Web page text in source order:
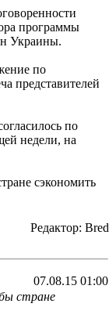
программы
Украины.
по
представителей
по
недели, на
сэкономить
Редактор: Bred
07.08.15 01:00
стране